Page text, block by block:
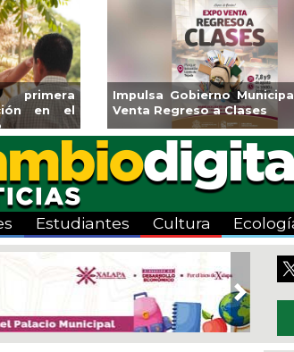
Gobierno Municipal Expo
a Clases
Reabrirá
Alberca
Centro
Estudiantes Cultura
Next